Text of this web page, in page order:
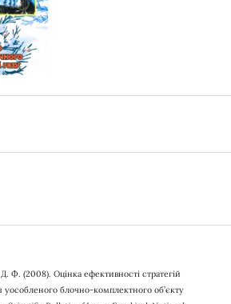
Ф. (2008). Оцінка ефективності стратегій
уособленого блочно-комплектного об’єкту